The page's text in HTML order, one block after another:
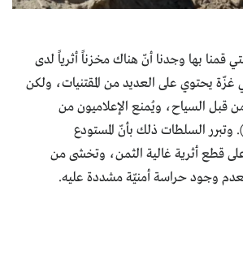
قمنا بها وجدنا أنّ هناك مخزناً أثرياً لدى
غزّة يحتوي على العديد من المقتنيات، ولكن
قبل السياح، ويُمنع الإعلاميون من
السلطات ذلك بأنّ المستودع
قطع أثرية غالية الثمن، وتخشى من
وجود حراسة أمنيّة مشددة عليه.